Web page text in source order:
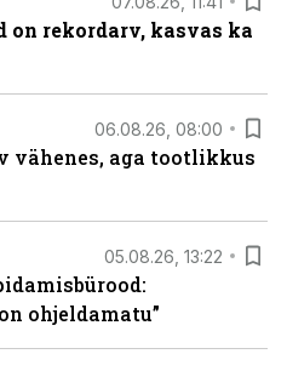
on rekordarv, kasvas ka
06.08.26, 08:00
vähenes, aga tootlikkus
05.08.26, 13:22
ohjeldamatu”